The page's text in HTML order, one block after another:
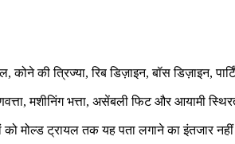
की त्रिज्या, रिब डिज़ाइन, बॉस डिज़ाइन,
मशीनिंग भत्ता, असेंबली फिट और आयामी
मोल्ड ट्रायल तक यह पता लगाने का इंतजार नहीं